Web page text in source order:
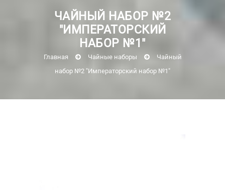
ЧАЙНЫЙ НАБОР №2
"ИМПЕРАТОРСКИЙ
НАБОР №1"
Главная Чайные наборы
Чайный
набор №2 "Императорский набор №1"